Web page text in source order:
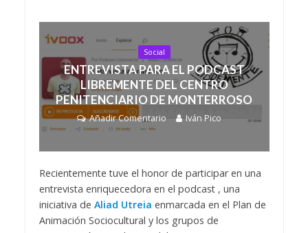
Social
ENTREVISTA PARA EL PODCAST
LIBREMENTE DEL CENTRO
PENITENCIARIO DE MONTERROSO
Añadir Comentario Iván Pico
Recientemente tuve el honor de participar en una
entrevista enriquecedora en el podcast , una
iniciativa de Aliad Utreia enmarcada en el Plan de
Animación Sociocultural y los grupos de